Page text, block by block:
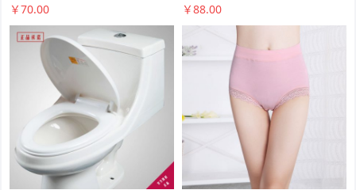
￥70.00 ￥88.00